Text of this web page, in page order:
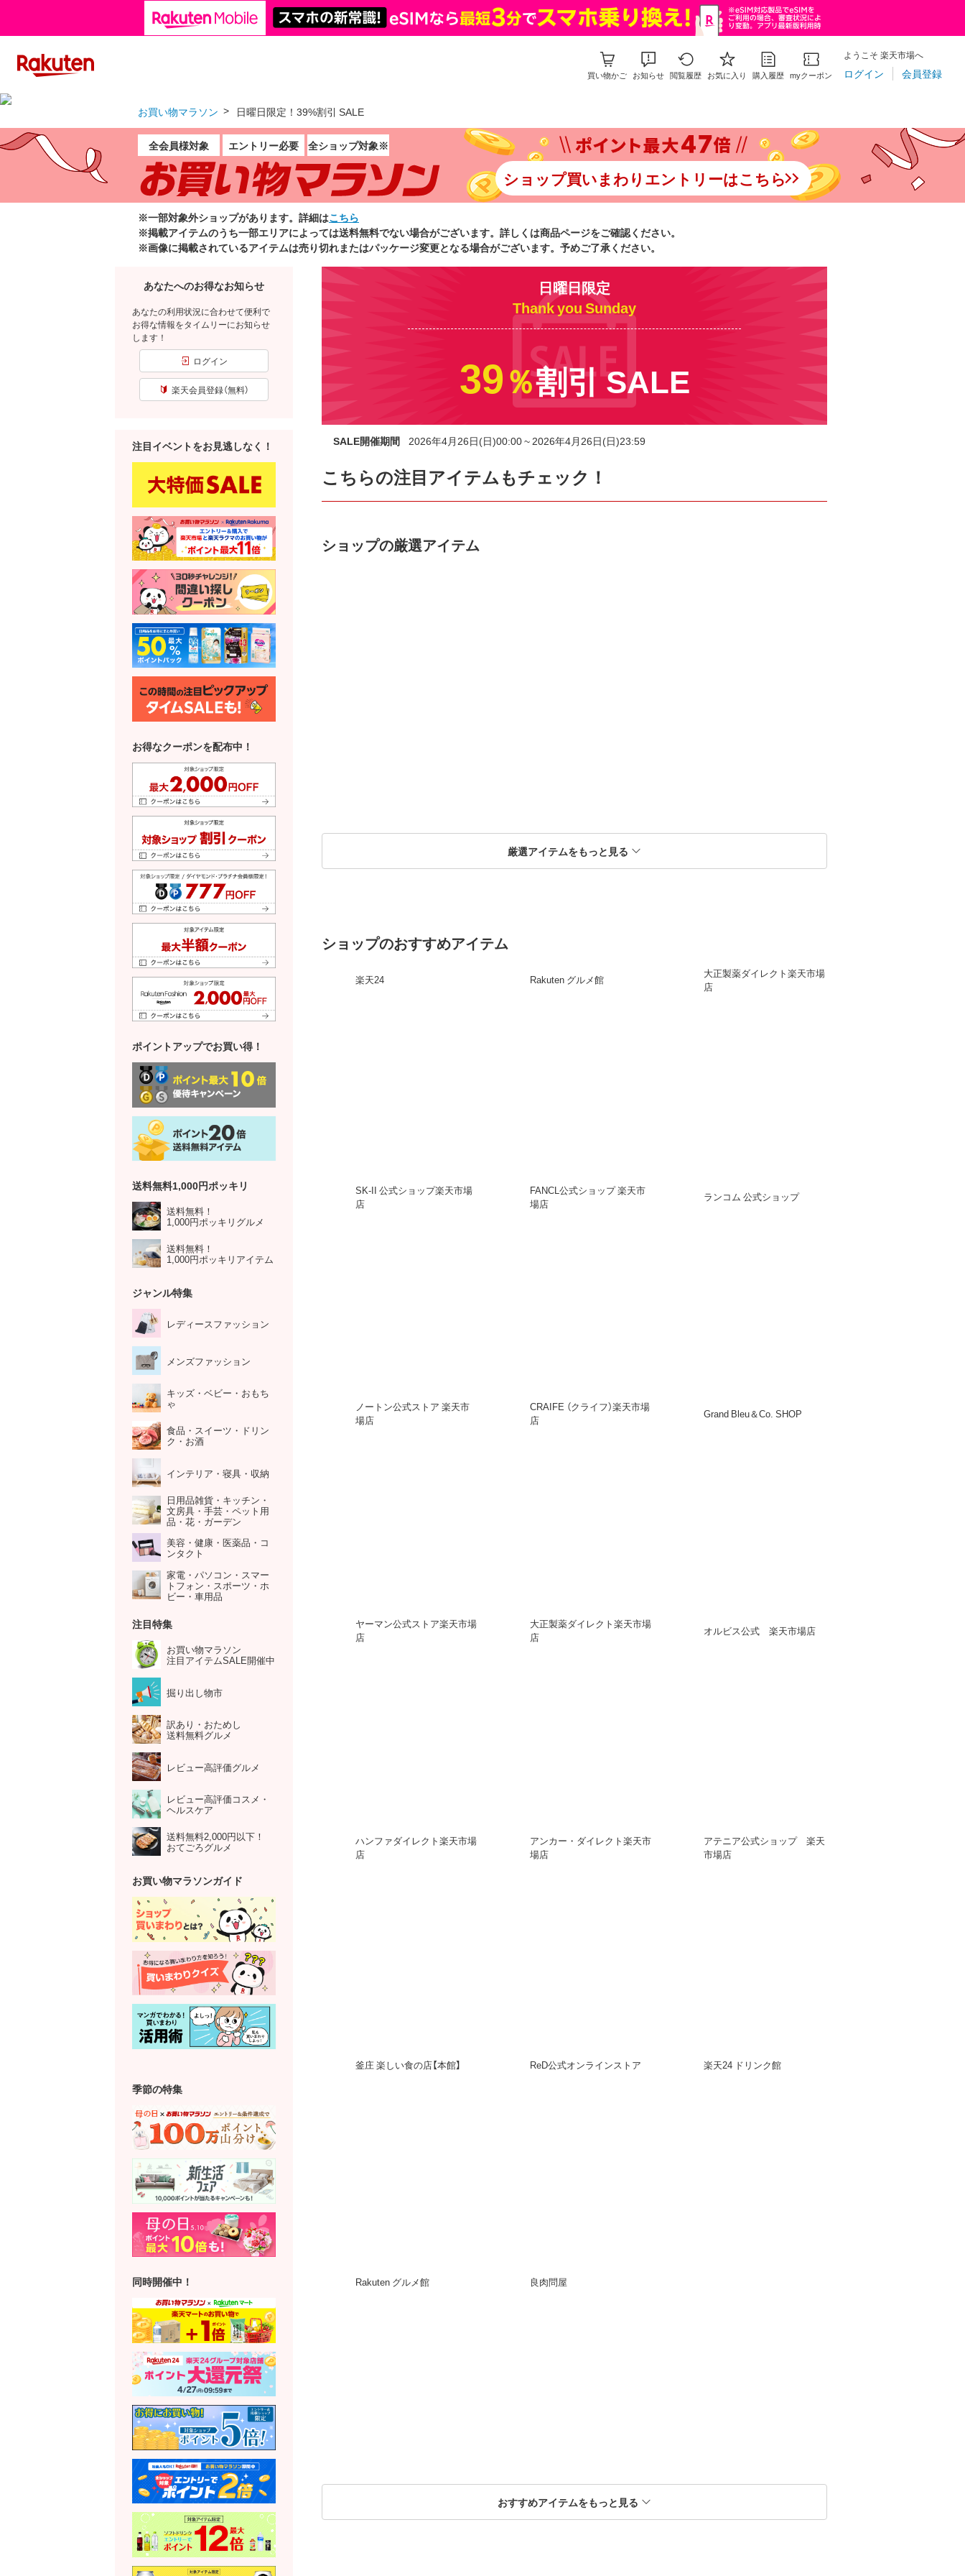
買い物かご お知らせ 閲覧履歴 お気に入り 購入履歴 myクーポン
ようこそ 楽天市場へ
ログイン 会員登録
お買い物マラソン 日曜日限定！39%割引 SALE
全会員様対象 エントリー必要 全ショップ対象※
ショップ買いまわりエントリーはこちら
※一部対象外ショップがあります。詳細はこちら
※掲載アイテムのうち一部エリアによっては送料無料でない場合がございます。詳しくは商品ページをご確認ください。
※画像に掲載されているアイテムは売り切れまたはパッケージ変更となる場合がございます。予めご了承ください。
あなたへのお得なお知らせ
あなたの利用状況に合わせて便利で
お得な情報をタイムリーにお知らせ
します！
ログイン
楽天会員登録（無料）
注目イベントをお見逃しなく！
お得なクーポンを配布中！
ポイントアップでお買い得！
送料無料1,000円ポッキリ
送料無料！
1,000円ポッキリグルメ
送料無料！
1,000円ポッキリアイテム
ジャンル特集
レディースファッション
メンズファッション
キッズ・ベビー・おもち
ゃ
食品・スイーツ・ドリン
ク・お酒
インテリア・寝具・収納
日用品雑貨・キッチン・
文房具・手芸・ペット用
品・花・ガーデン
美容・健康・医薬品・コ
ンタクト
家電・パソコン・スマー
トフォン・スポーツ・ホ
ビー・車用品
注目特集
お買い物マラソン
注目アイテムSALE開催中
掘り出し物市
訳あり・おためし
送料無料グルメ
レビュー高評価グルメ
レビュー高評価コスメ・
ヘルスケア
送料無料2,000円以下！
おてごろグルメ
お買い物マラソンガイド
季節の特集
同時開催中！
日曜日限定
Thank you Sunday
39％割引 SALE
SALE開催期間 2026年4月26日(日)00:00 ~ 2026年4月26日(日)23:59
こちらの注目アイテムもチェック！
ショップの厳選アイテム
厳選アイテムをもっと見る
ショップのおすすめアイテム
楽天24 Rakuten グルメ館
大正製薬ダイレクト楽天市場
店
SK-II 公式ショップ楽天市場
店
FANCL公式ショップ 楽天市
場店
ランコム 公式ショップ
ノートン公式ストア 楽天市
場店
CRAIFE （クライフ）楽天市場
店
Grand Bleu＆Co. SHOP
ヤーマン公式ストア楽天市場
店
大正製薬ダイレクト楽天市場
店
オルビス公式 楽天市場店
ハンファダイレクト楽天市場
店
アンカー・ダイレクト楽天市
場店
アテニア公式ショップ 楽天
市場店
釜庄 楽しい食の店【本館】 ReD公式オンラインストア 楽天24 ドリンク館
Rakuten グルメ館 良肉問屋
おすすめアイテムをもっと見る